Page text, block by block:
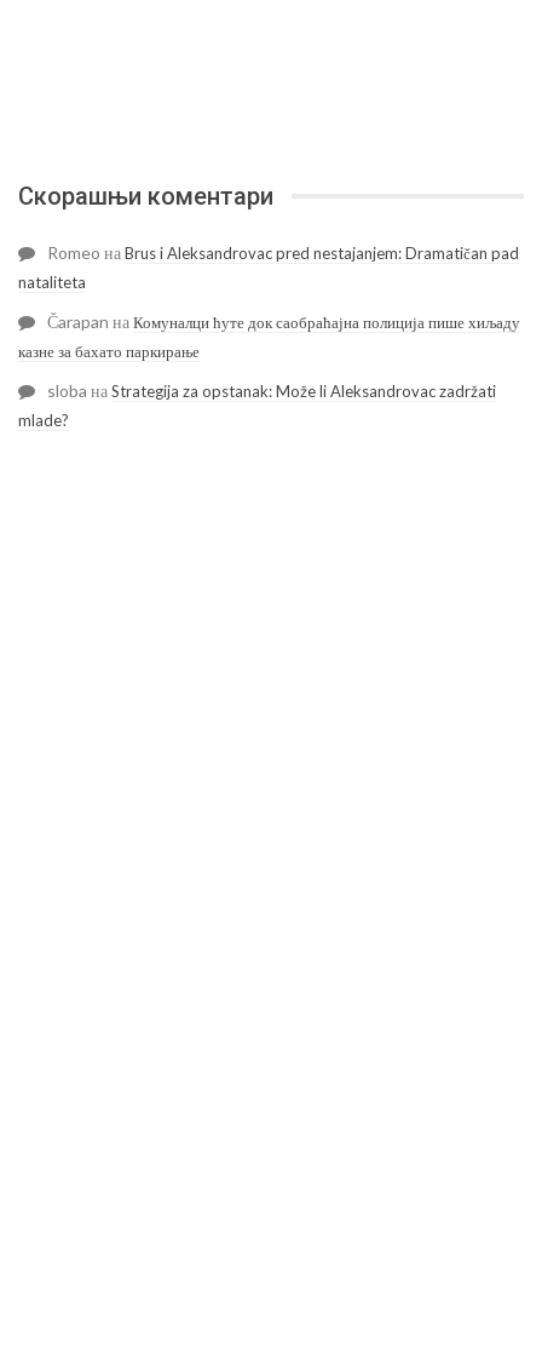
Скорашњи коментари
Romeo наBrus i Aleksandrovac pred nestajanjem: Dramatičan pad
nataliteta
Čarapan наКомуналци ћуте док саобраћајна полиција пише хиљаду
казне за бахато паркирање
sloba наStrategija za opstanak: Može li Aleksandrovac zadržati
mlade?